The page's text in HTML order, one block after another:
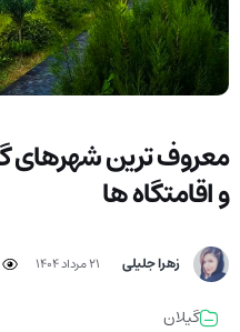
معروف ترین شهرهای
و اقامتگاه ها
زهرا جلیلی ۲۱ مرداد ۱۴۰۴
گیلان